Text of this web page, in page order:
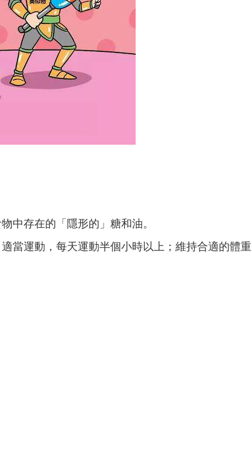
中存在的「隱形的」糖和油。
當運動，每天運動半個小時以上；維持合適的體重